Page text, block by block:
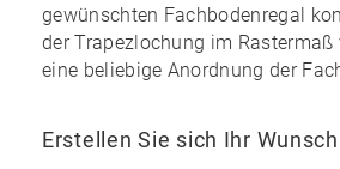
gewünschten Fachbodenregal
der Trapezlochung im
eine beliebige Anordnung der
Erstellen Sie sich Ihr